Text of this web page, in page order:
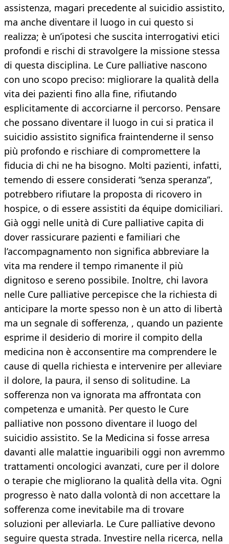
assistenza, magari precedente al suicidio assistito,
ma anche diventare il luogo in cui questo si
realizza; è un’ipotesi che suscita interrogativi etici
profondi e rischi di stravolgere la missione stessa
di questa disciplina. Le Cure palliative nascono
con uno scopo preciso: migliorare la qualità della
vita dei pazienti fino alla fine, rifiutando
esplicitamente di accorciarne il percorso. Pensare
che possano diventare il luogo in cui si pratica il
suicidio assistito significa fraintenderne il senso
più profondo e rischiare di compromettere la
fiducia di chi ne ha bisogno. Molti pazienti, infatti,
temendo di essere considerati “senza speranza”,
potrebbero rifiutare la proposta di ricovero in
hospice, o di essere assistiti da équipe domiciliari.
Già oggi nelle unità di Cure palliative capita di
dover rassicurare pazienti e familiari che
l’accompagnamento non significa abbreviare la
vita ma rendere il tempo rimanente il più
dignitoso e sereno possibile. Inoltre, chi lavora
nelle Cure palliative percepisce che la richiesta di
anticipare la morte spesso non è un atto di libertà
ma un segnale di sofferenza, , quando un paziente
esprime il desiderio di morire il compito della
medicina non è acconsentire ma comprendere le
cause di quella richiesta e intervenire per alleviare
il dolore, la paura, il senso di solitudine. La
sofferenza non va ignorata ma affrontata con
competenza e umanità. Per questo le Cure
palliative non possono diventare il luogo del
suicidio assistito. Se la Medicina si fosse arresa
davanti alle malattie inguaribili oggi non avremmo
trattamenti oncologici avanzati, cure per il dolore
o terapie che migliorano la qualità della vita. Ogni
progresso è nato dalla volontà di non accettare la
sofferenza come inevitabile ma di trovare
soluzioni per alleviarla. Le Cure palliative devono
seguire questa strada. Investire nella ricerca, nella